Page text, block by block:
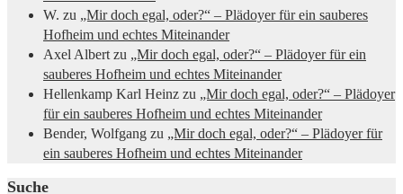
W. zu „Mir doch egal, oder?“ – Plädoyer für ein sauberes
Hofheim und echtes Miteinander
Axel Albert zu „Mir doch egal, oder?“ – Plädoyer für ein
sauberes Hofheim und echtes Miteinander
Hellenkamp Karl Heinz zu „Mir doch egal, oder?“ – Plädoyer
für ein sauberes Hofheim und echtes Miteinander
Bender, Wolfgang zu „Mir doch egal, oder?“ – Plädoyer für
ein sauberes Hofheim und echtes Miteinander
Suche